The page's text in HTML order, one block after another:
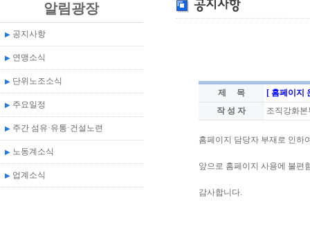
알림광장
▶ 공지사항
▶ 연맹소식
▶ 단위노조소식
▶ 주요일정
▶ 주간 섬유·유통·건설노련
▶ 노동계소식
▶ 업계소식
제 목
[ 홈페이지
작 성 자
조직강화본
홈페이지 담당자 부재로 인하
앞으로 홈페이지 사용에 불편
감사합니다.